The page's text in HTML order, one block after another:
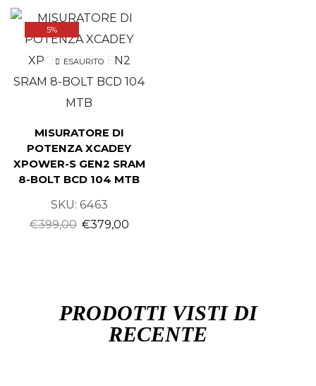
5%
ESAURITO
MISURATORE DI
POTENZA XCADEY
XPOWER-S GEN2 SRAM
8-BOLT BCD 104 MTB
SKU: 6463
€399,00 €379,00
PRODOTTI VISTI DI
RECENTE